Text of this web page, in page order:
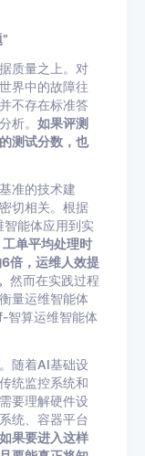
质量之上。对
界中的故障往
不存在标准答
析。 如果评测
测试分数，也
准的技术建
切相关。根据
能体应用到实
工单平均处理时
倍，运维人效提
然而在实践过程
量运维智能体
智算运维智能体
随着AI基础设
统监控系统和
要理解硬件设
统、容器平台
果要进入这样